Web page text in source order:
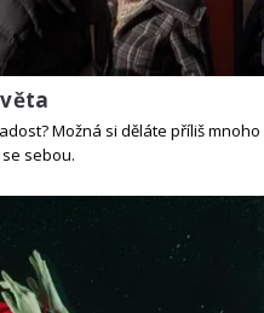
Možná si děláte příliš
sebou.